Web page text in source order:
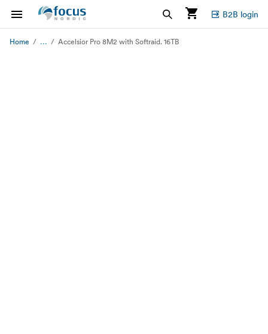
B2B login
Home ... Accelsior Pro 8M2 with Softraid. 16TB